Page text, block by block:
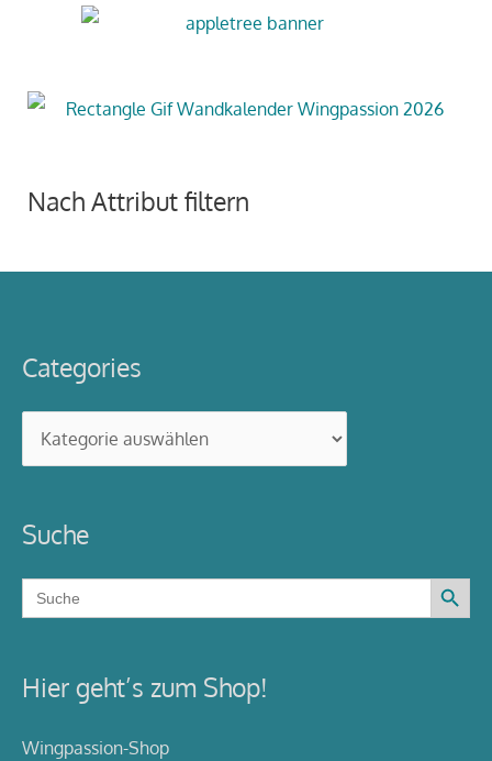
Nach Attribut filtern
Categories
Suche
Search
for:
Search Button
Hier geht’s zum Shop!
Wingpassion-Shop